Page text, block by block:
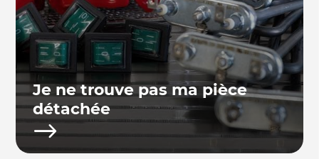
Je ne trouve pas ma pièce
détachée